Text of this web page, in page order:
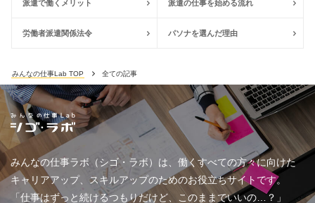
派遣で働くメリット 派遣の仕事を始める流れ
労働者派遣関係法令 パソナを選んだ理由
みんなの仕事Lab TOP 全ての記事
みんなの仕事ラボ（シゴ・ラボ）は、働くすべての方々に向けた
キャリアアップ、スキルアップのためのお役立ちサイトです。
「仕事はずっと続けるつもりだけど、このままでいいの…？」